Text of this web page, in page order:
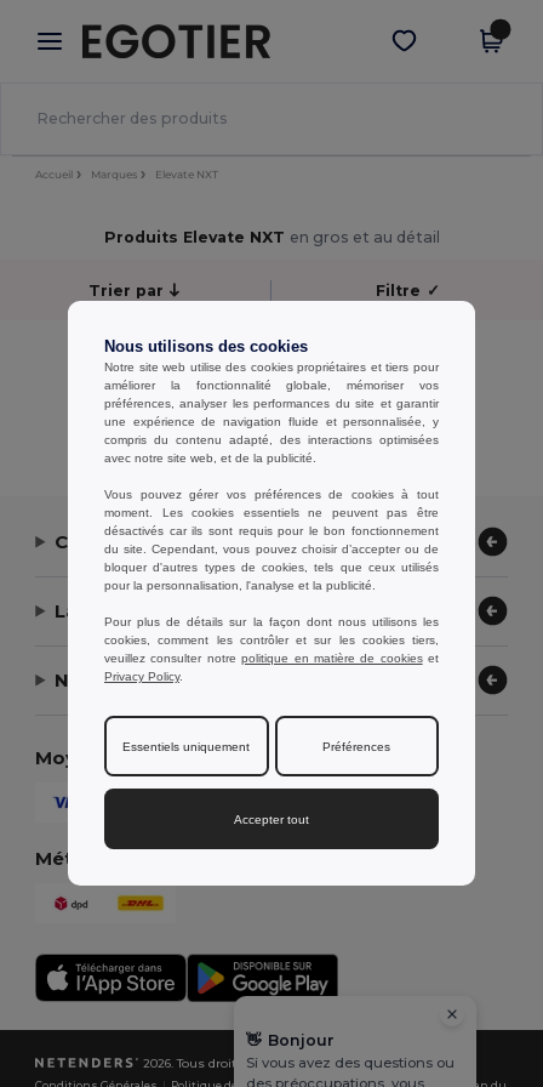
× Appli Egotier
Meilleurs prix sur l’app !
Obtenir l'appli
Accueil Marques Elevate NXT
Produits Elevate NXT en gros et au détail
Trier par Filtre ✓
Aucun résultat.
Aucun résultat.
Affichage De Tous Les Produits.
Contactez-nous
Laissez-nous vous aider
Notre entreprise
Moyens de paiement
Méthodes d'expédition
2026. Tous droits réservés
Nous utilisons des cookies
Notre site web utilise des cookies propriétaires et tiers pour
améliorer la fonctionnalité globale, mémoriser vos
préférences, analyser les performances du site et garantir
une expérience de navigation fluide et personnalisée, y
compris du contenu adapté, des interactions optimisées
avec notre site web, et de la publicité.
Vous pouvez gérer vos préférences de cookies à tout
moment. Les cookies essentiels ne peuvent pas être
désactivés car ils sont requis pour le bon fonctionnement
du site. Cependant, vous pouvez choisir d’accepter ou de
bloquer d'autres types de cookies, tels que ceux utilisés
pour la personnalisation, l'analyse et la publicité.
Pour plus de détails sur la façon dont nous utilisons les
cookies, comment les contrôler et sur les cookies tiers,
veuillez consulter notrepolitique en matière de cookieset
Privacy Policy.
Essentiels uniquement Préférences
Accepter tout
👋 Bonjour
Si vous avez des questions ou
des préoccupations, vous